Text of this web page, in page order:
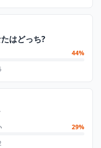
はどっち?
44%
29%